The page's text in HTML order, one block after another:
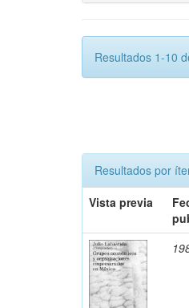
Resultados 1-10
Resultados por
Vista previa